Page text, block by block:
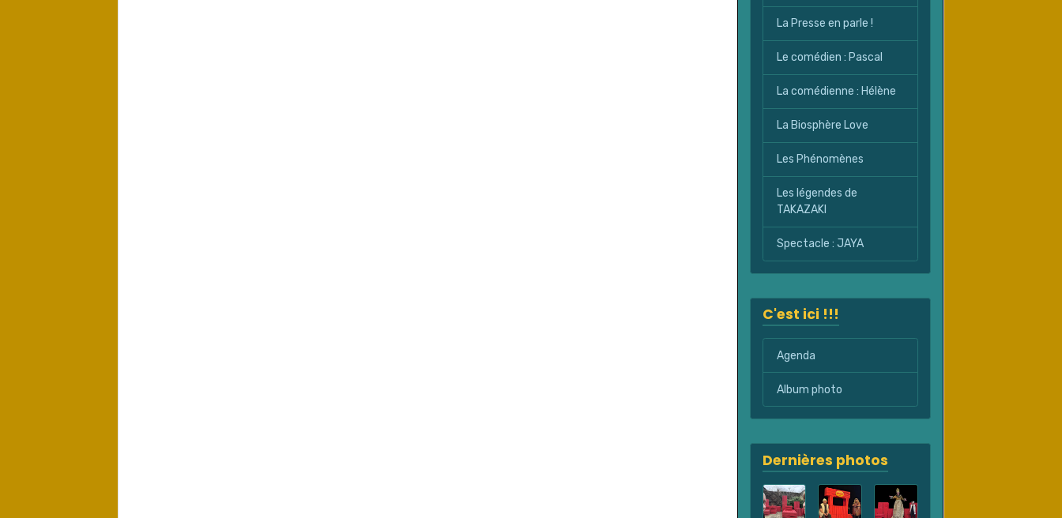
La Presse en parle !
Le comédien : Pascal
La comédienne : Hélène
La Biosphère Love
Les Phénomènes
Les légendes de
TAKAZAKI
Spectacle : JAYA
C'est ici !!!
Agenda
Album photo
Dernières photos